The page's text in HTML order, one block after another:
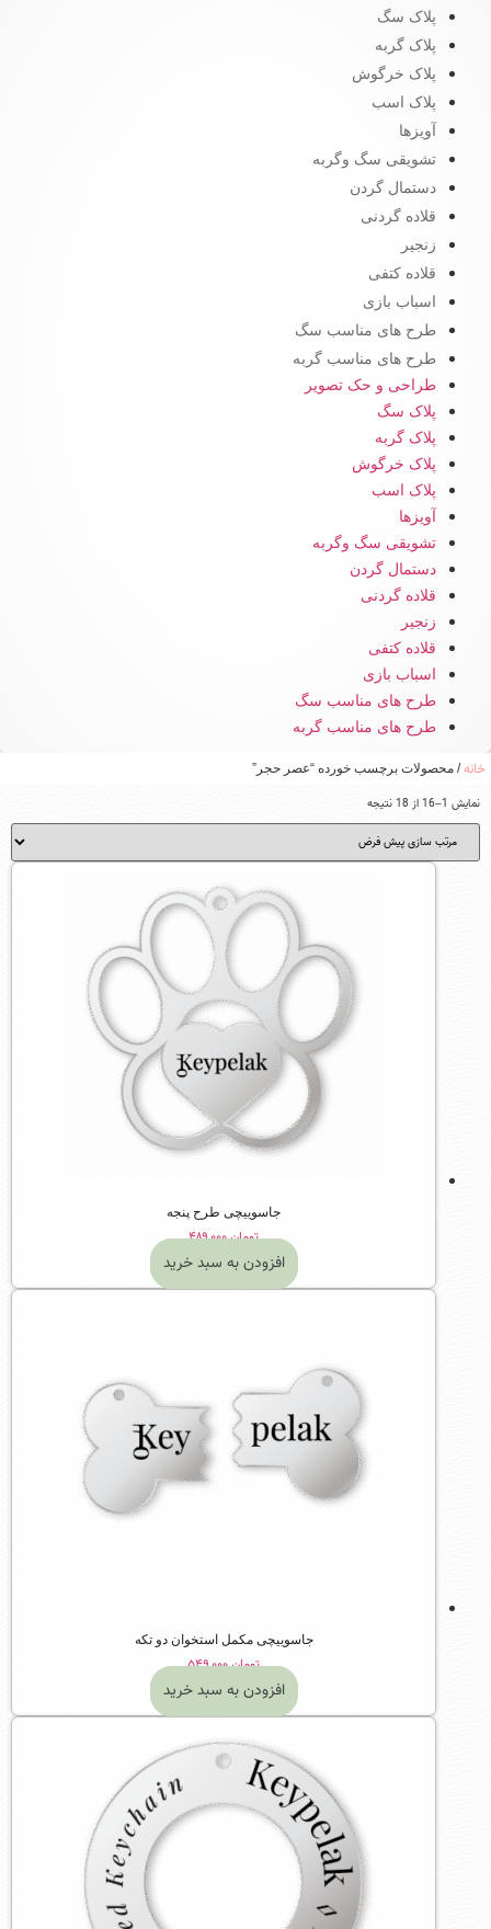
پلاک سگ
پلاک گربه
پلاک خرگوش
پلاک اسب
آویزها
تشویقی سگ وگربه
دستمال گردن
قلاده گردنی
زنجیر
قلاده کتفی
اسباب بازی
طرح های مناسب سگ
طرح های مناسب گربه
طراحی و حک تصویر
پلاک سگ
پلاک گربه
پلاک خرگوش
پلاک اسب
آویزها
تشویقی سگ وگربه
دستمال گردن
قلاده گردنی
زنجیر
قلاده کتفی
اسباب بازی
طرح های مناسب سگ
طرح های مناسب گربه
خانه/ محصولات برچسب خورده “عصر حجر”
نمایش 1–16 از 18 نتیجه
جاسوییچی طرح پنجه
تومان۴۸۹,۰۰۰
افزودن به سبد خرید
جاسوییچی مکمل استخوان دو تکه
تومان۵۴۹,۰۰۰
افزودن به سبد خرید